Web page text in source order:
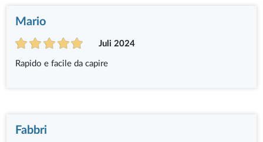
Mario
Juli 2024
Rapido e facile da capire
Fabbri